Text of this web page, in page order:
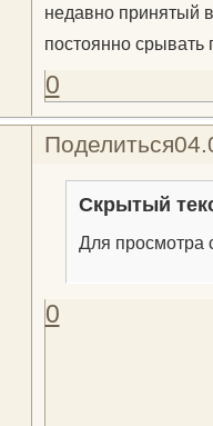
недавно принятый
постоянно срывать
0
Поделиться
Скрытый
Для просмотра
0